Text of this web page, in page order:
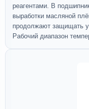
реагентами. В
выработки масляной
продолжают защищать
Рабочий диапазон